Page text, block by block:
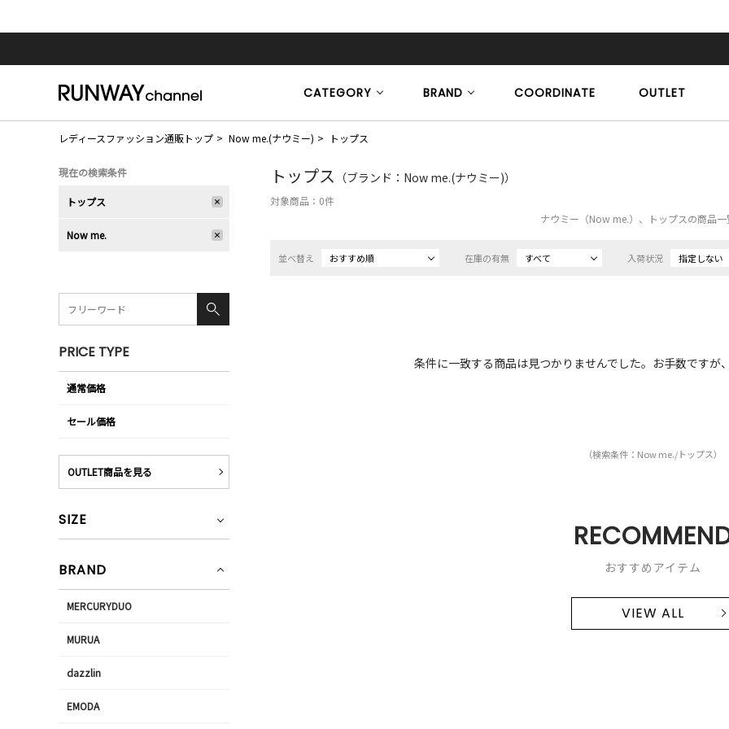
CATEGORY BRAND COORDINATE OUTLET
レディースファッション通販トップ Now me.(ナウミー) トップス
トップス （ブランド：Now me.(ナウミー)）
対象商品： 0件
ナウミー（Now me.）、トップスの商品一
並べ替え おすすめ順 在庫の有無 すべて 入荷状況 指定しない
条件に一致する商品は見つかりませんでした。お手数ですが
（検索条件：Now me./トップス）
おすすめアイテム
VIEW ALL
現在の検索条件
トップス
Now me.
PRICE TYPE
通常価格
セール価格
OUTLET商品を見る
SIZE
BRAND
MERCURYDUO
MURUA
dazzlin
EMODA